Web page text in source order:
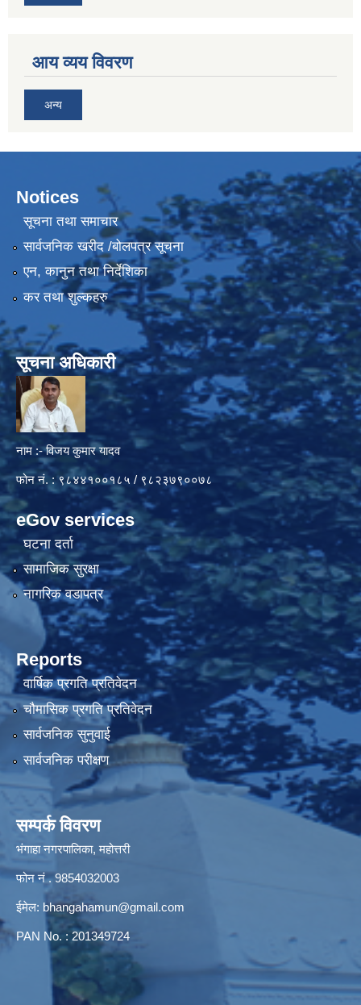
आय व्यय विवरण
अन्य
Notices
सूचना तथा समाचार
सार्वजनिक खरीद /बोलपत्र सूचना
एन, कानुन तथा निर्देशिका
कर तथा शुल्कहरु
सूचना अधिकारी
नाम :- विजय कुमार यादव
फोन नं. : ९८४४१००१८५ / ९८२३७९००७८
eGov services
घटना दर्ता
सामाजिक सुरक्षा
नागरिक वडापत्र
Reports
वार्षिक प्रगति प्रतिवेदन
चौमासिक प्रगति प्रतिवेदन
सार्वजनिक सुनुवाई
सार्वजनिक परीक्षण
सम्पर्क विवरण
भंगाहा नगरपालिका, महोत्तरी
फोन नं . 9854032003
ईमेल: bhangahamun@gmail.com
PAN No. : 201349724